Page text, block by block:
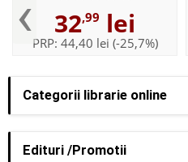
Categorii librarie online
Edituri /Promotii
‹ 32,99 lei
PRP: 44,40 lei (-25,7%)